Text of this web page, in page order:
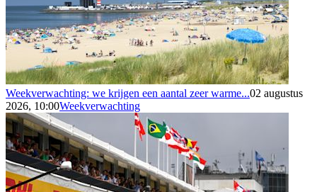
Weekverwachting: we krijgen een aantal zeer warme...02 augustus
2026, 10:00Weekverwachting